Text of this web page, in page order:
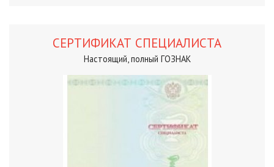
СЕРТИФИКАТ СПЕЦИАЛИСТА
Настоящий, полный ГОЗНАК